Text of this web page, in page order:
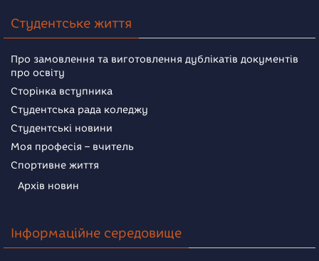
Студентське життя
Про замовлення та виготовлення дублікатів документів
про освіту
Сторінка вступника
Студентська рада коледжу
Студентські новини
Моя професія – вчитель
Спортивне життя
Архів новин
Інформаційне середовище